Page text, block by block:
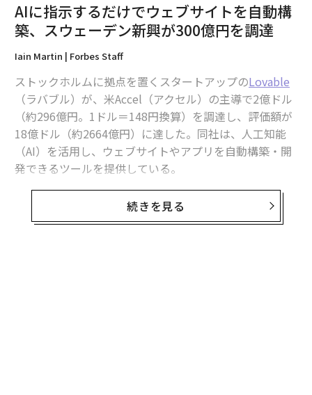
AIに指示するだけでウェブサイトを自動構
築、スウェーデン新興が300億円を調達
Iain Martin | Forbes Staff
ストックホルムに拠点を置くスタートアップのLovable
（ラバブル）が、米Accel（アクセル）の主導で2億ドル
（約296億円。1ドル＝148円換算）を調達し、評価額が
18億ドル（約2664億円）に達した。同社は、人工知能
（AI）を活用し、ウェブサイトやアプリを自動構築・開
発できるツールを提供している。
スウェーデン史上最大規模のシリーズAを完了、
新たなユニコーンに
続きを見る